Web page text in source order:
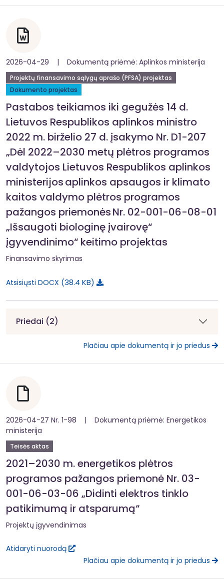
2026-04-29 | Dokumentą priėmė: Aplinkos ministerija
Projektų finansavimo sąlygų aprašo (PFSA) projektas
Dokumento projektas
Pastabos teikiamos iki gegužės 14 d.
Lietuvos Respublikos aplinkos ministro
2022 m. birželio 27 d. įsakymo Nr. D1-207
„Dėl 2022–2030 metų plėtros programos
valdytojos Lietuvos Respublikos aplinkos
ministerijos aplinkos apsaugos ir klimato
kaitos valdymo plėtros programos
pažangos priemonės Nr. 02-001-06-08-01
„Išsaugoti biologinę įvairovę“
įgyvendinimo“ keitimo projektas
Finansavimo skyrimas
Atsisiųsti DOCX 38.4 KB
Priedai (2)
Plačiau apie dokumentą ir jo priedus
2026-04-27 Nr. 1-98 | Dokumentą priėmė: Energetikos
ministerija
Teisės aktas
2021–2030 m. energetikos plėtros
programos pažangos priemonė Nr. 03-
001-06-03-06 „Didinti elektros tinklo
patikimumą ir atsparumą“
Projektų įgyvendinimas
Atidaryti nuorodą
Plačiau apie dokumentą ir jo priedus